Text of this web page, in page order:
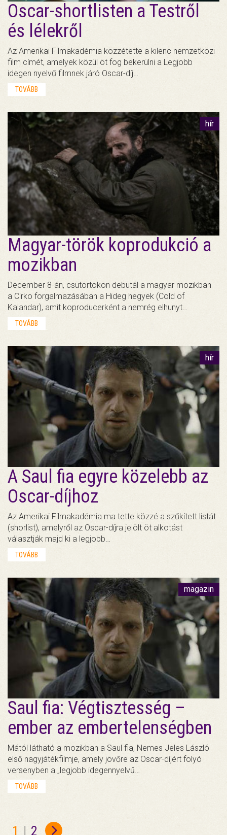
Oscar-shortlisten a Testről
és lélekről
Az Amerikai Filmakadémia közzétette a kilenc nemzetközi
film címét, amelyek közül öt fog bekerülni a Legjobb
idegen nyelvű filmnek járó Oscar-díj…
TOVÁBB
hír
Magyar-török koprodukció a
mozikban
December 8-án, csütörtökön debütál a magyar mozikban
a Cirko forgalmazásában a Hideg hegyek (Cold of
Kalandar), amit koproducerként a nemrég elhunyt…
TOVÁBB
hír
A Saul fia egyre közelebb az
Oscar-díjhoz
Az Amerikai Filmakadémia ma tette közzé a szűkített listát
(shorlist), amelyről az Oscar-díjra jelölt öt alkotást
választják majd ki a legjobb…
TOVÁBB
magazin
Saul fia: Végtisztesség –
ember az embertelenségben
Mától látható a mozikban a Saul fia, Nemes Jeles László
első nagyjátékfilmje, amely jövőre az Oscar-díjért folyó
versenyben a „legjobb idegennyelvű…
TOVÁBB
1 | 2